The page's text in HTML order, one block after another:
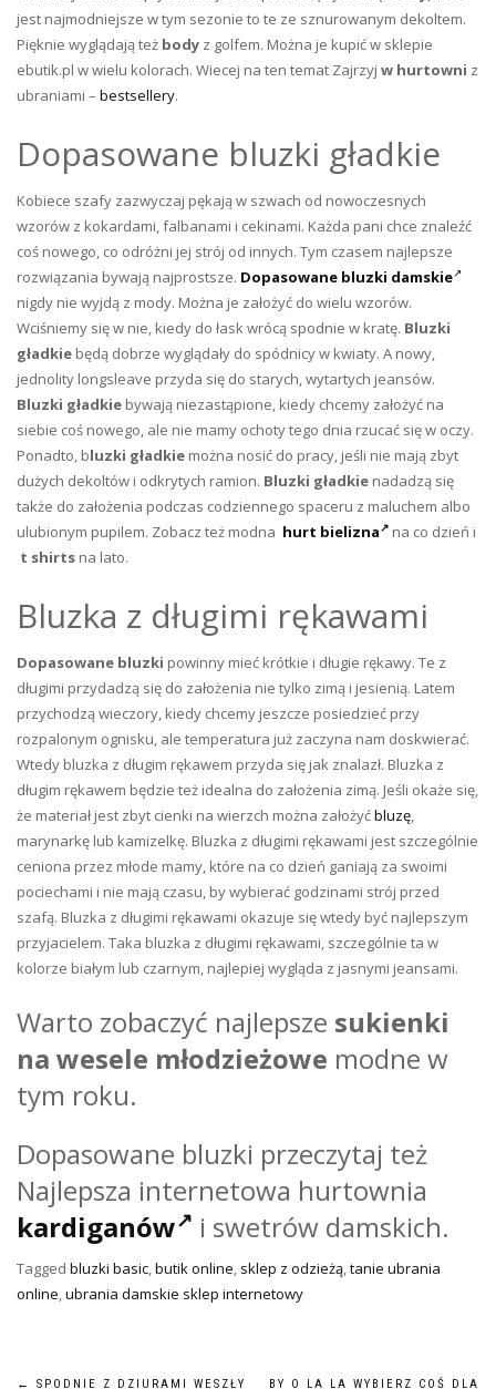
jest najmodniejsze w tym sezonie to te ze sznurowanym dekoltem.
Pięknie wyglądają też body z golfem. Można je kupić w sklepie
ebutik.pl w wielu kolorach. Wiecej na ten temat Zajrzyj w hurtowni z
ubraniami – bestsellery.
Dopasowane bluzki gładkie
Kobiece szafy zazwyczaj pękają w szwach od nowoczesnych
wzorów z kokardami, falbanami i cekinami. Każda pani chce znaleźć
coś nowego, co odróżni jej strój od innych. Tym czasem najlepsze
rozwiązania bywają najprostsze. Dopasowane bluzki damskie
nigdy nie wyjdą z mody. Można je założyć do wielu wzorów.
Wciśniemy się w nie, kiedy do łask wrócą spodnie w kratę. Bluzki
gładkie będą dobrze wyglądały do spódnicy w kwiaty. A nowy,
jednolity longsleave przyda się do starych, wytartych jeansów.
Bluzki gładkie bywają niezastąpione, kiedy chcemy założyć na
siebie coś nowego, ale nie mamy ochoty tego dnia rzucać się w oczy.
Ponadto, bluzki gładkie można nosić do pracy, jeśli nie mają zbyt
dużych dekoltów i odkrytych ramion. Bluzki gładkie nadadzą się
także do założenia podczas codziennego spaceru z maluchem albo
ulubionym pupilem. Zobacz też modna hurt bielizna
na co dzień i
t shirts na lato.
Bluzka z długimi rękawami
Dopasowane bluzki powinny mieć krótkie i długie rękawy. Te z
długimi przydadzą się do założenia nie tylko zimą i jesienią. Latem
przychodzą wieczory, kiedy chcemy jeszcze posiedzieć przy
rozpalonym ognisku, ale temperatura już zaczyna nam doskwierać.
Wtedy bluzka z długim rękawem przyda się jak znalazł. Bluzka z
długim rękawem będzie też idealna do założenia zimą. Jeśli okaże się,
że materiał jest zbyt cienki na wierzch można założyćbluzę,
marynarkę lub kamizelkę. Bluzka z długimi rękawami jest szczególnie
ceniona przez młode mamy, które na co dzień ganiają za swoimi
pociechami i nie mają czasu, by wybierać godzinami strój przed
szafą. Bluzka z długimi rękawami okazuje się wtedy być najlepszym
przyjacielem. Taka bluzka z długimi rękawami, szczególnie ta w
kolorze białym lub czarnym, najlepiej wygląda z jasnymi jeansami.
Warto zobaczyć najlepsze sukienki
na wesele młodzieżowe modne w
tym roku.
Dopasowane bluzki przeczytaj też
Najlepsza internetowa hurtownia
kardiganów
i swetrów damskich.
Tagged bluzki basic,butik online, sklep z odzieżą,tanie ubrania
online,ubrania damskie sklep internetowy
← SPODNIE Z DZIURAMI WESZŁY BY O LA LA WYBIERZ COŚ DLA